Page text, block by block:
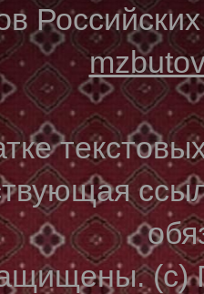
(с)